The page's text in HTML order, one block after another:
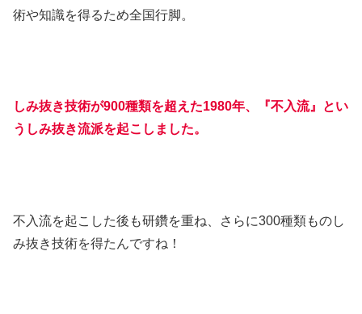
術や知識を得るため全国行脚。
しみ抜き技術が900種類を超えた1980年、『不入流』とい
うしみ抜き流派を起こしました。
不入流を起こした後も研鑽を重ね、さらに300種類ものし
み抜き技術を得たんですね！